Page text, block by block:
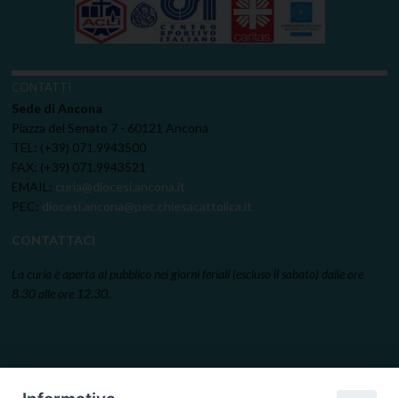
CONTATTI
Sede di Ancona
Piazza del Senato 7 - 60121 Ancona
TEL: (+39) 071.9943500
FAX: (+39) 071.9943521
EMAIL: curia@diocesi.ancona.it
PEC: diocesi.ancona@pec.chiesacattolica.it
CONTATTACI
La curia è aperta al pubblico nei giorni feriali (escluso il sabato) dalle ore
8.30 alle ore 12.30.